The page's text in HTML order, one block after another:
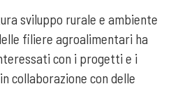
sviluppo rurale e ambiente
filiere agroalimentari ha
con i progetti e i
collaborazione con delle